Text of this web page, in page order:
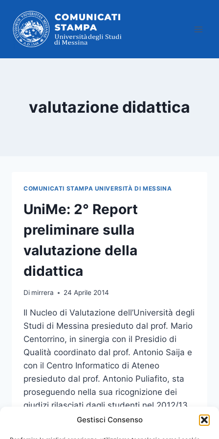
Gestisci Consenso
contenuto
valutazione didattica
COMUNICATI STAMPA UNIVERSITÀ DI MESSINA
UniMe: 2° Report
preliminare sulla
valutazione della
didattica
Di mirrera 24 Aprile 2014
Il Nucleo di Valutazione dell’Università degli
Studi di Messina presieduto dal prof. Mario
Centorrino, in sinergia con il Presidio di
Qualità coordinato dal prof. Antonio Saija e
con il Centro Informatico di Ateneo
presieduto dal prof. Antonio Puliafito, sta
proseguendo nella sua ricognizione dei
giudizi rilasciati dagli studenti nel 2012/13
attraverso la compilazione cartacea di…